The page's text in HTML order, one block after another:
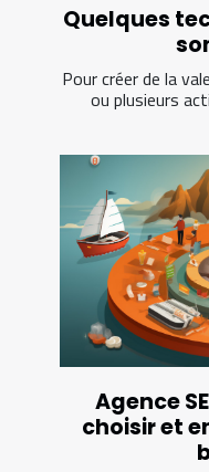
Quelques
Pour créer de la
ou plusieurs
Agence
choisir et